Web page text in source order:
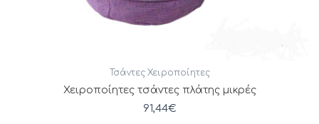
Τσάντες Χειροποίητες
Χειροποίητες τσάντες πλάτης μικρές
91,44€